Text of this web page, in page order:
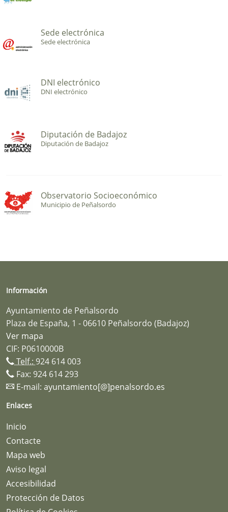
Sede electrónica
Sede electrónica
DNI electrónico
DNI electrónico
Diputación de Badajoz
Diputación de Badajoz
Observatorio Socioeconómico
Municipio de Peñalsordo
Información
Ayuntamiento de Peñalsordo
Plaza de España, 1 - 06610 Peñalsordo (Badajoz)
Ver mapa
CIF: P0610000B
Telf.: 924 614 003
Fax: 924 614 293
E-mail: ayuntamiento[@]penalsordo.es
Enlaces
Inicio
Contacte
Mapa web
Aviso legal
Accesibilidad
Protección de Datos